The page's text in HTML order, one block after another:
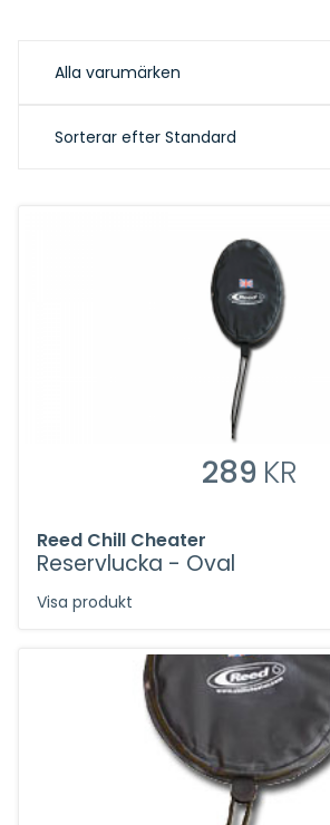
Alla varumärken
Sorterar efter Standard
289 KR
Reed Chill Cheater
Reservlucka - Oval
Visa produkt